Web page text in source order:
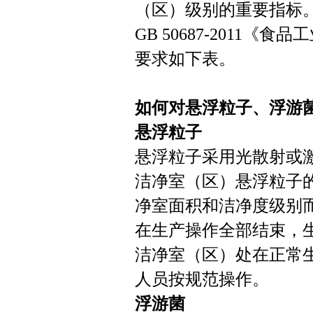
（区）级别的重要指标
GB 50687-2011《食品
要求如下表。
如何对悬浮粒子、浮游
悬浮粒子
悬浮粒子采用光散射或
洁净室（区）悬浮粒子
净室面积和洁净度级别
在生产操作全部结束，
洁净室（区）处在正常
人员按规范操作。
浮游菌